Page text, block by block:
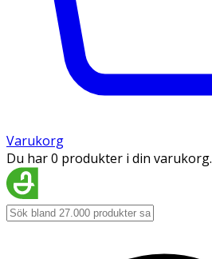
Varukorg
Du har 0 produkter i din varukorg.